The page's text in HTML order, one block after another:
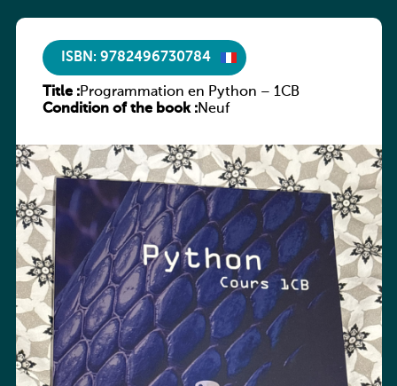
ISBN: 9782496730784
Title :Programmation en Python – 1CB
Condition of the book :Neuf